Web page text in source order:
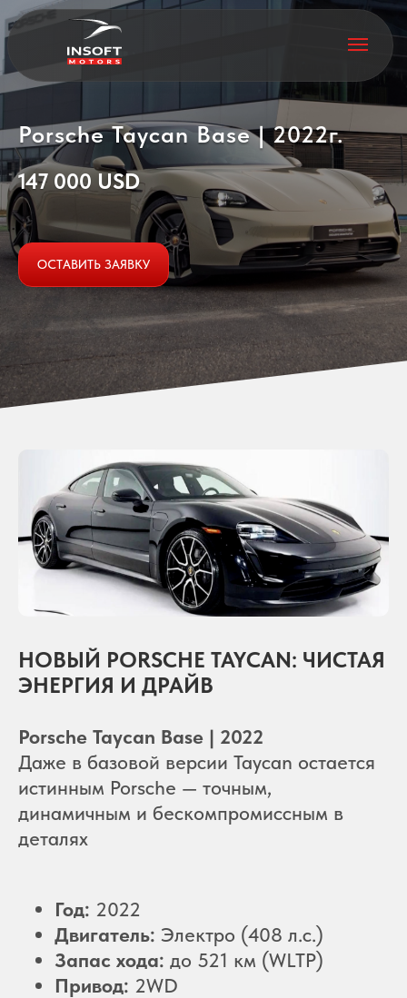
Porsche Taycan Ваse | 2022г.
147 000 USD
ОСТАВИТЬ ЗАЯВКУ
НОВЫЙ PORSCHE TAYCAN: ЧИСТАЯ
ЭНЕРГИЯ И ДРАЙВ
Porsche Taycan Ваse | 2022
Даже в базовой версии Taycan остается
истинным Porsche — точным,
динамичным и бескомпромиссным в
деталях
Год: 2022
Двигатель: Электро (408 л.с.)
Запас хода: до 521 км (WLTP)
Привод: 2WD